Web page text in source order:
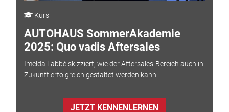
Kurs
AUTOHAUS SommerAkademie
2025: Quo vadis Aftersales
Imelda Labbé skizziert, wie der Aftersales-Bereich auch in
Zukunft erfolgreich gestaltet werden kann.
JETZT KENNENLERNEN